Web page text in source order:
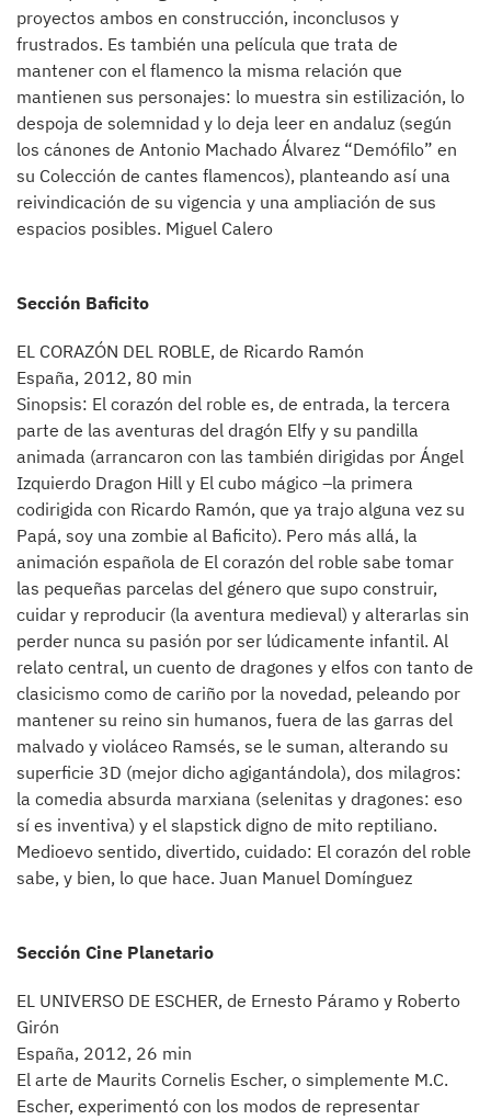
proyectos ambos en construcción, inconclusos y
frustrados. Es también una película que trata de
mantener con el flamenco la misma relación que
mantienen sus personajes: lo muestra sin estilización, lo
despoja de solemnidad y lo deja leer en andaluz (según
los cánones de Antonio Machado Álvarez “Demófilo” en
su Colección de cantes flamencos), planteando así una
reivindicación de su vigencia y una ampliación de sus
espacios posibles. Miguel Calero
Sección Baficito
EL CORAZÓN DEL ROBLE, de Ricardo Ramón
España, 2012, 80 min
Sinopsis: El corazón del roble es, de entrada, la tercera
parte de las aventuras del dragón Elfy y su pandilla
animada (arrancaron con las también dirigidas por Ángel
Izquierdo Dragon Hill y El cubo mágico –la primera
codirigida con Ricardo Ramón, que ya trajo alguna vez su
Papá, soy una zombie al Baficito). Pero más allá, la
animación española de El corazón del roble sabe tomar
las pequeñas parcelas del género que supo construir,
cuidar y reproducir (la aventura medieval) y alterarlas sin
perder nunca su pasión por ser lúdicamente infantil. Al
relato central, un cuento de dragones y elfos con tanto de
clasicismo como de cariño por la novedad, peleando por
mantener su reino sin humanos, fuera de las garras del
malvado y violáceo Ramsés, se le suman, alterando su
superficie 3D (mejor dicho agigantándola), dos milagros:
la comedia absurda marxiana (selenitas y dragones: eso
sí es inventiva) y el slapstick digno de mito reptiliano.
Medioevo sentido, divertido, cuidado: El corazón del roble
sabe, y bien, lo que hace. Juan Manuel Domínguez
Sección Cine Planetario
EL UNIVERSO DE ESCHER, de Ernesto Páramo y Roberto
Girón
España, 2012, 26 min
El arte de Maurits Cornelis Escher, o simplemente M.C.
Escher, experimentó con los modos de representar